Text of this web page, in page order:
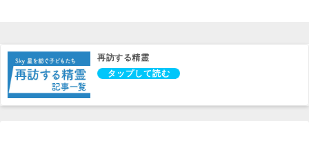
再訪する精霊